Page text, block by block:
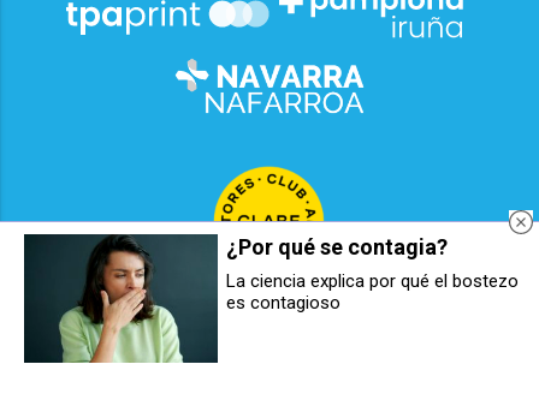
[EN DIRECTO] El ministro Óscar
Puente comparece en el Congreso
para explicar los últimos
accidentes ferroviarios
[VIDEO] Día de Santa Águeda
¿Por qué se contagia?
La ciencia explica por qué el bostezo
es contagioso